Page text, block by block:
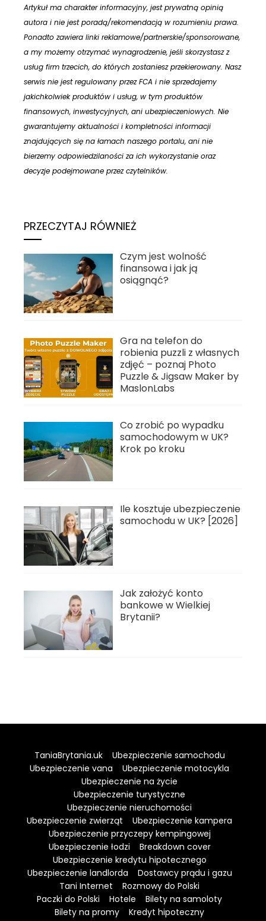
Artykuł ma charakter informacyjny, jest prywatną opinią
autora i nie jest poradą/rekomendacją w rozumieniu prawa.
Ponadto zawiera linki reklamowe/partnerskie/sponsorowane,
a my możemy otrzymać wynagrodzenie, jeśli skorzystasz z
usług firm trzecich, do których zostaniesz przekierowany. Nasz
serwis nie jest regulowany przez FCA i nie sprzedajemy
jakichkolwiek produktów i usług, w tym produktów
finansowych, inwestycyjnych, ani ubezpieczeniowych. Nie
gwarantujemy aktualności i kompletności informacji
znajdujących się na łamach naszego portalu, ani nie
bierzemy odpowiedzilaności za ich wykorzystanie oraz
decyzje podejmowane przez czytelników.
PRZECZYTAJ RÓWNIEŻ
Czym jest wolność
finansowa i jak ją
osiągnąć?
Gra na telefon do
robienia puzzli z własnych
zdjęć – poznaj Photo
Puzzle & Jigsaw Maker by
MaslonLabs
Co zrobić po wypadku
samochodowym w UK?
Krok po kroku
Ile kosztuje ubezpieczenie
samochodu w UK? [2026]
Jak założyć konto
bankowe w Wielkiej
Brytanii?
TaniaBrytania.uk
Ubezpieczenie samochodu
Ubezpieczenie vana
Ubezpieczenie motocykla
Ubezpieczenie na życie
Ubezpieczenie turystyczne
Ubezpieczenie nieruchomości
Ubezpieczenie zwierząt
Ubezpieczenie kampera
Ubezpieczenie przyczepy kempingowej
Ubezpieczenie łodzi
Breakdown cover
Ubezpieczenie kredytu hipotecznego
Ubezpieczenie landlorda
Dostawcy prądu i gazu
Tani Internet
Rozmowy do Polski
Paczki do Polski
Hotele
Bilety na samoloty
Bilety na promy
Kredyt hipoteczny